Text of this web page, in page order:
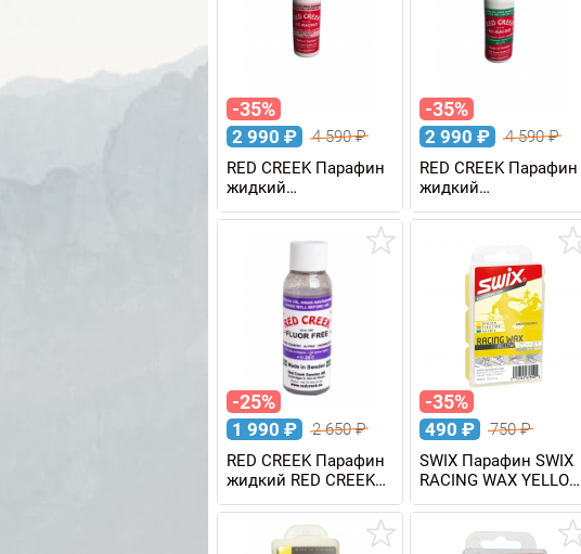
-35%
2 990 ₽ 4 590₽
RED CREEK Парафин
жидкий
высокофтористый
RED CREEK RC
RACING PINK +2/-3C,
-35%
2 990 ₽ 4 590₽
RED CREEK Парафин
жидкий
высокофтористый
RED CREEK RC
RACING GREEN -3/-17
C, 80 мл
-25%
1 990 ₽ 2 650₽
RED CREEK Парафин
жидкий RED CREEK
FLUOR FREE COLD
+1/-20 C, 80 мл
-35%
490 ₽ 750₽
SWIX Парафин SWIX
RACING WAX YELLOW
BIO +10/-2 C, 60 г